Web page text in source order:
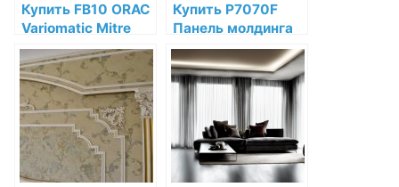
Купить FB10 ORAC
Variomatic Mitre
box по низкой цене
в интернет-
магазине
Купить P7070F
Панель молдинга
гибкая Orac Decor
Полиуретан по
низкой цене в
интернет-
магазине